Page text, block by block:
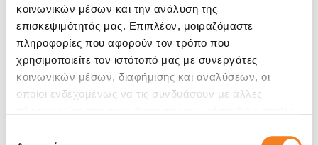
κοινωνικών μέσων και την ανάλυση της
επισκεψιμότητάς μας. Επιπλέον, μοιραζόμαστε
πληροφορίες που αφορούν τον τρόπο που
χρησιμοποιείτε τον ιστότοπό μας με συνεργάτες
κοινωνικών μέσων, διαφήμισης και αναλύσεων, οι
οποίοι ενδεχομένως να τις συνδυάσουν με άλλες